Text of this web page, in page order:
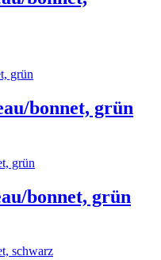
bonnet, grün
bonnet, grün